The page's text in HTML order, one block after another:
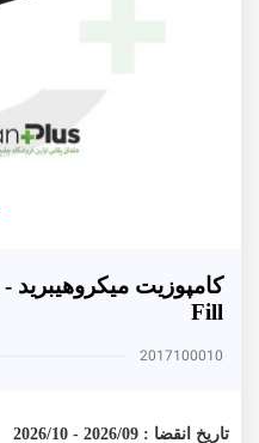
Fill
2017100010
تاریخ انقضا : 2026/09 - 2026/10